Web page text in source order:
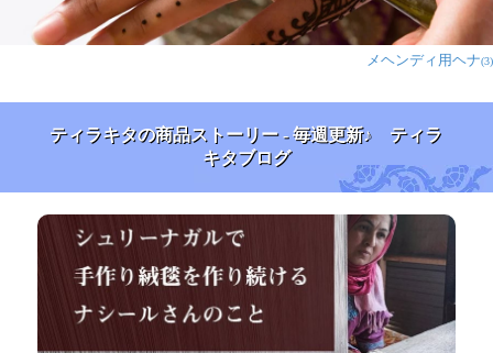
こちらはコロナ禍のころから年に数回クレンジングの意
味で使用していました。（頭皮のみでなく、目に見えな
い諸々のクレンジングを意図して）他店で購入していま
したが、売り切れで探していたところこちらのwebサイ
トで見つけました。
やっぱり良いです。頭部はもちろん、気持ちもすっきり
します。私の使い方は、まずお湯で十分洗髪した後、
100均店舗で購入したドレッシングボトルにセットし
て、少量づつ頭にかけながら、マッサージするようにし
メヘンディ用ヘナ(3)
ティラキタの商品ストーリー - 毎週更新♪ ティラ
キタブログ